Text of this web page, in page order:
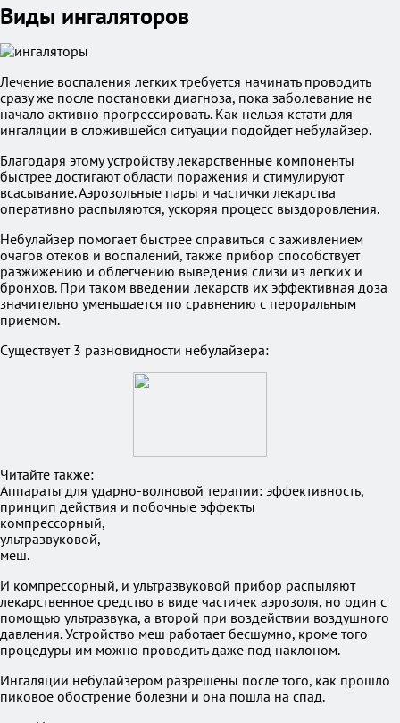
Виды ингаляторов
Лечение воспаления легких требуется начинать проводить
сразу же после постановки диагноза, пока заболевание не
начало активно прогрессировать. Как нельзя кстати для
ингаляции в сложившейся ситуации подойдет небулайзер.
Благодаря этому устройству лекарственные компоненты
быстрее достигают области поражения и стимулируют
всасывание. Аэрозольные пары и частички лекарства
оперативно распыляются, ускоряя процесс выздоровления.
Небулайзер помогает быстрее справиться с заживлением
очагов отеков и воспалений, также прибор способствует
разжижению и облегчению выведения слизи из легких и
бронхов. При таком введении лекарств их эффективная доза
значительно уменьшается по сравнению с пероральным
приемом.
Существует 3 разновидности небулайзера:
Читайте также:
Аппараты для ударно-волновой терапии: эффективность,
принцип действия и побочные эффекты
компрессорный,
ультразвуковой,
меш.
И компрессорный, и ультразвуковой прибор распыляют
лекарственное средство в виде частичек аэрозоля, но один с
помощью ультразвука, а второй при воздействии воздушного
давления. Устройство меш работает бесшумно, кроме того
процедуры им можно проводить даже под наклоном.
Ингаляции небулайзером разрешены после того, как прошло
пиковое обострение болезни и она пошла на спад.